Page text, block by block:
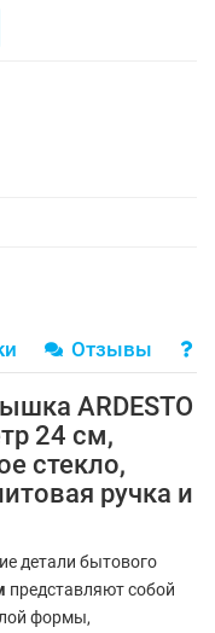
Отзывы
ARDESTO
24 см,
стекло,
ручка и
детали бытового
представляют собой
формы,